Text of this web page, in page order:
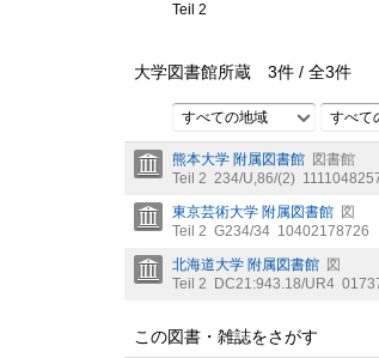
Teil 2
大学図書館所蔵 3件 / 全3件
すべての地域 すべて
熊本大学 附属図書館 図書館
Teil 2 234/U,86/(2)
東京芸術大学 附属図書館 図
Teil 2 G234/34 10402178726
北海道大学 附属図書館 図
Teil 2
DC21:943.18/UR4
この図書・雑誌をさがす